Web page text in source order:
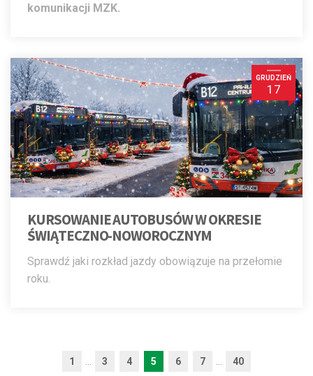
komunikacji MZK.
GRUDZIEŃ
17
KURSOWANIE AUTOBUSÓW W OKRESIE
ŚWIĄTECZNO-NOWOROCZNYM
Sprawdź jaki rozkład jazdy obowiązuje na przełomie
roku.
1 3 4 5 6 7 40